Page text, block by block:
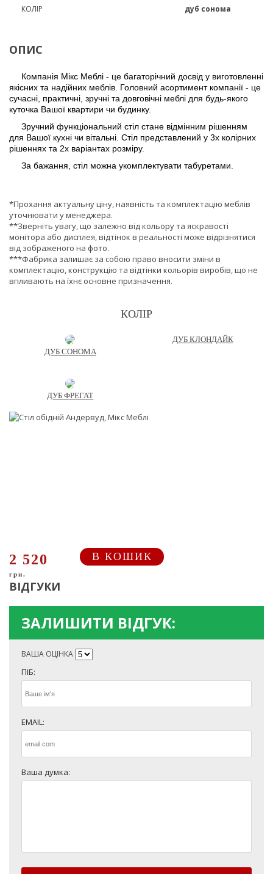
КОЛІР дуб сонома
ОПИС
Компанія Мікс Меблі - це багаторічний досвід у виготовленні
якісних та надійних меблів. Головний асортимент компанії - це
сучасні, практичні, зручні та довговічні меблі для будь-якого
куточка Вашої квартири чи будинку.
Зручний функціональний стіл стане відмінним рішенням
для Вашої кухні чи вітальні. Стіл представлений у 3х колірних
рішеннях та 2х варіантах розміру.
За бажання, стіл можна укомплектувати табуретами.
*Прохання актуальну ціну, наявність та комплектацію меблів
уточнювати у менеджера.
**Зверніть увагу, що залежно від кольору та яскравості
монітора або дисплея, відтінок в реальності може відрізнятися
від зображеного на фото.
***Фабрика залишає за собою право вносити зміни в
комплектацію, конструкцію та відтінки кольорів виробів, що не
впливають на їхнє основне призначення.
КОЛІР
ДУБ СОНОМА
ДУБ КЛОНДАЙК
ДУБ ФРЕГАТ
2 520
грн.
В КОШИК
ВІДГУКИ
ЗАЛИШИТИ ВІДГУК:
ВАША ОЦІНКА
ПІБ:
EMAIL:
Ваша думка: